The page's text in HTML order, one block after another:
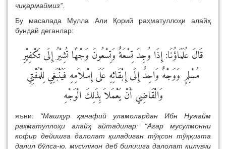
чиқармаймиз”
Бу масалада Мулла Али Қорий раҳматуллоҳи алайҳ
бундай деганлар:
قَالَ عُلَمَاؤُنَا: إِذَا وُجِدَ تِسْعَةٌ وَتِسْعُونَ وَجْهًا تُشِيْرُ إِلَى تَكْفِيْرِ
مُسْلِمٍ وَوَجْهٌ وَاحِدٌ إِلَى إِبْقَائِهِ عَلَى إِسْلاَمِهِ فَيَنْبَغِي لِلْمُفْتِي
وَالْقَاضِي أَنْ يَعْمَلاَ بِذَلِكَ الْوَجْهِ
яъни: “Машҳур ҳанафий уламолардан Ибн Нужайм
раҳматуллоҳи алайҳ айтадилар: “Агар мусулмонни
кофир дейишга далолат қиладиган тўқсон тўққизта
далил бўлса-ю, мусулмон деб билишга далолат қилувчи